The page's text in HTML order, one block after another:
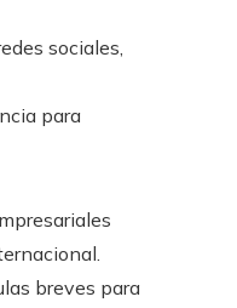
sociales,
para
breves para